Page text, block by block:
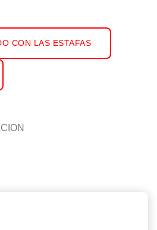
CON LAS ESTAFAS